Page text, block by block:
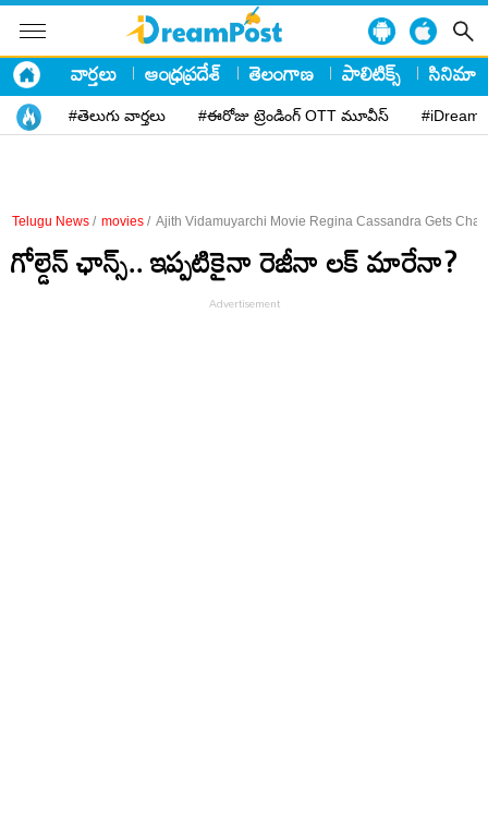
వార్తలు ఆంధ్రప్రదేశ్ తెలంగాణ పాలిటిక్స్ సినిమా
#తెలుగు వార్తలు #ఈరోజు ట్రెండింగ్ OTT మూవీస్
Telugu News / movies / Ajith Vidamuyarchi Movie Regina Cassandra Gets
గోల్డెన్ ఛాన్స్.. ఇప్పటికైనా రెజీనా లక్ మారేనా?